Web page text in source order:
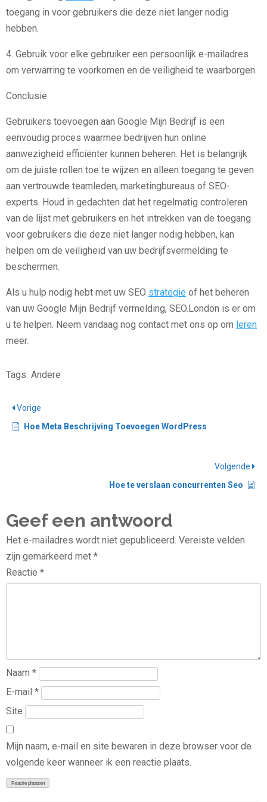
toegang in voor gebruikers die deze niet langer nodig
hebben.
4. Gebruik voor elke gebruiker een persoonlijk e-mailadres
om verwarring te voorkomen en de veiligheid te waarborgen.
Conclusie
Gebruikers toevoegen aan Google Mijn Bedrijf is een
eenvoudig proces waarmee bedrijven hun online
aanwezigheid efficiënter kunnen beheren. Het is belangrijk
om de juiste rollen toe te wijzen en alleen toegang te geven
aan vertrouwde teamleden, marketingbureaus of SEO-
experts. Houd in gedachten dat het regelmatig controleren
van de lijst met gebruikers en het intrekken van de toegang
voor gebruikers die deze niet langer nodig hebben, kan
helpen om de veiligheid van uw bedrijfsvermelding te
beschermen.
Als u hulp nodig hebt met uw SEO strategie of het beheren
van uw Google Mijn Bedrijf vermelding, SEO.London is er om
u te helpen. Neem vandaag nog contact met ons op om leren
meer.
Tags: Andere
Vorige
Hoe Meta Beschrijving Toevoegen WordPress
Volgende
Hoe te verslaan concurrenten Seo
Geef een antwoord
Het e-mailadres wordt niet gepubliceerd. Vereiste velden
zijn gemarkeerd met *
Reactie *
Naam *
E-mail *
Site
Mijn naam, e-mail en site bewaren in deze browser voor de
volgende keer wanneer ik een reactie plaats.